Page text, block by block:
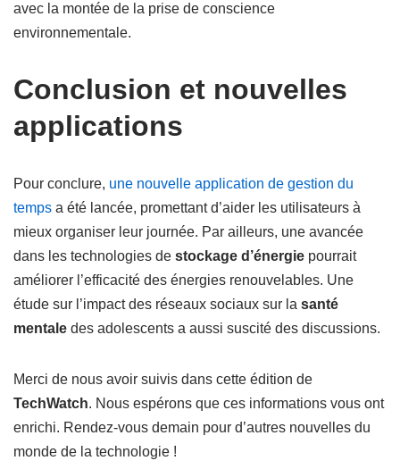
avec la montée de la prise de conscience
environnementale.
Conclusion et nouvelles
applications
Pour conclure, une nouvelle application de gestion du
temps a été lancée, promettant d’aider les utilisateurs à
mieux organiser leur journée. Par ailleurs, une avancée
dans les technologies de stockage d’énergie pourrait
améliorer l’efficacité des énergies renouvelables. Une
étude sur l’impact des réseaux sociaux sur la santé
mentale des adolescents a aussi suscité des discussions.
Merci de nous avoir suivis dans cette édition de
TechWatch. Nous espérons que ces informations vous ont
enrichi. Rendez-vous demain pour d’autres nouvelles du
monde de la technologie !